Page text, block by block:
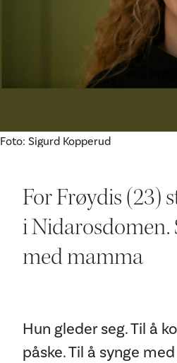
Ditt besøk
Foto: Sigurd Kopperud
For Frøydis (23)
i Nidarosdomen.
med mamma
Hun gleder seg. Til å
påske. Til å synge